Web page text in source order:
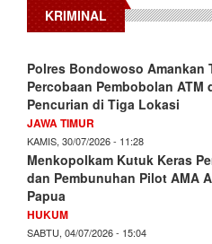
KRIMINAL
Polres Bondowoso Amankan
Percobaan Pembobolan ATM
Pencurian di Tiga Lokasi
JAWA TIMUR
KAMIS, 30/07/2026 - 11:28
Menkopolkam Kutuk Keras
dan Pembunuhan Pilot AMA
Papua
HUKUM
SABTU, 04/07/2026 - 15:04